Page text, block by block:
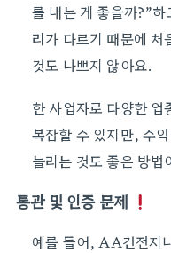
를 내는 게 좋을까?”
리가 다르기 때문에
것도 나쁘지 않아요.
한 사업자로 다양한 업
복잡할 수 있지만, 수
늘리는 것도 좋은 방법
통관 및 인증 문제
예를 들어, AA건전지